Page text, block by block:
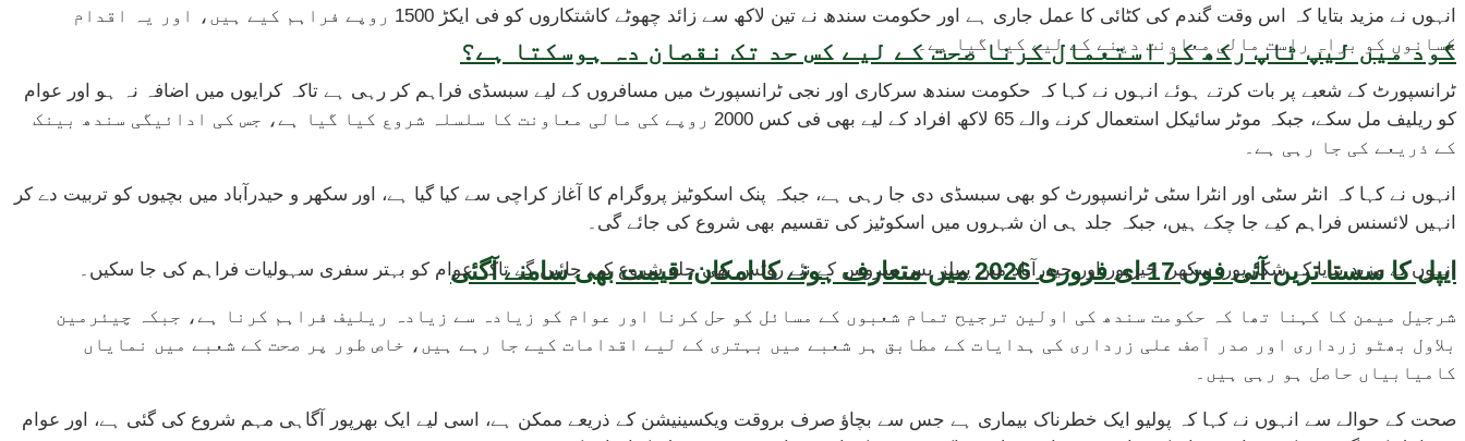
گود میں لیپ ٹاپ رکھ کر استعمال کرنا صحت کے لیے کس حد تک نقصان دہ ہوسکتا ہے؟
ایپل کا سستا ترین آئی فون 17 ای فروری 2026 میں متعارف ہونے کا امکان، قیمت بھی سامنے آگئی
انہوں نے مزید بتایا کہ اس وقت گندم کی کٹائی کا عمل جاری ہے اور حکومت سندھ نے تین لاکھ سے زائد چھوٹے کاشتکاروں کو فی ایکڑ 1500 روپے فراہم کیے ہیں، اور یہ اقدام
کسانوں کو براہِ راست مالی معاونت دینے کے لیے کیا گیا ہے۔
ٹرانسپورٹ کے شعبے پر بات کرتے ہوئے انہوں نے کہا کہ حکومت سندھ سرکاری اور نجی ٹرانسپورٹ میں مسافروں کے لیے سبسڈی فراہم کر رہی ہے تاکہ کرایوں میں اضافہ نہ ہو اور عوام
کو ریلیف مل سکے، جبکہ موٹر سائیکل استعمال کرنے والے 65 لاکھ افراد کے لیے بھی فی کس 2000 روپے کی مالی معاونت کا سلسلہ شروع کیا گیا ہے، جس کی ادائیگی سندھ بینک
کے ذریعے کی جا رہی ہے۔
انہوں نے کہا کہ انٹر سٹی اور انٹرا سٹی ٹرانسپورٹ کو بھی سبسڈی دی جا رہی ہے، جبکہ پنک اسکوٹیز پروگرام کا آغاز کراچی سے کیا گیا ہے، اور سکھر و حیدرآباد میں بچیوں کو تربیت دے کر
انہیں لائسنس فراہم کیے جا چکے ہیں، جبکہ جلد ہی ان شہروں میں اسکوٹیز کی تقسیم بھی شروع کی جائے گی۔
انہوں نے مزید بتایا کہ شکارپور، سکھر، خیرپور اور حیدرآباد میں پیپلز بس سروس کے نئے روٹس بھی جلد شروع کیے جائیں گے تاکہ عوام کو بہتر سفری سہولیات فراہم کی جا سکیں۔
شرجیل میمن کا کہنا تھا کہ حکومت سندھ کی اولین ترجیح تمام شعبوں کے مسائل کو حل کرنا اور عوام کو زیادہ سے زیادہ ریلیف فراہم کرنا ہے، جبکہ چیئرمین
بلاول بھٹو زرداری اور صدر آصف علی زرداری کی ہدایات کے مطابق ہر شعبے میں بہتری کے لیے اقدامات کیے جا رہے ہیں، خاص طور پر صحت کے شعبے میں نمایاں
کامیابیاں حاصل ہو رہی ہیں۔
صحت کے حوالے سے انہوں نے کہا کہ پولیو ایک خطرناک بیماری ہے جس سے بچاؤ صرف بروقت ویکسینیشن کے ذریعے ممکن ہے، اسی لیے ایک بھرپور آگاہی مہم شروع کی گئی ہے، اور عوام